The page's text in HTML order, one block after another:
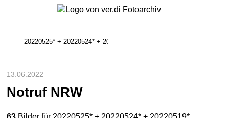
13.06.2022
Notruf NRW